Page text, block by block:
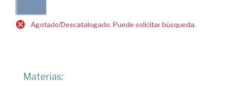
Agotado/Descatalogado. Puede solicitar búsqueda.
Materias: